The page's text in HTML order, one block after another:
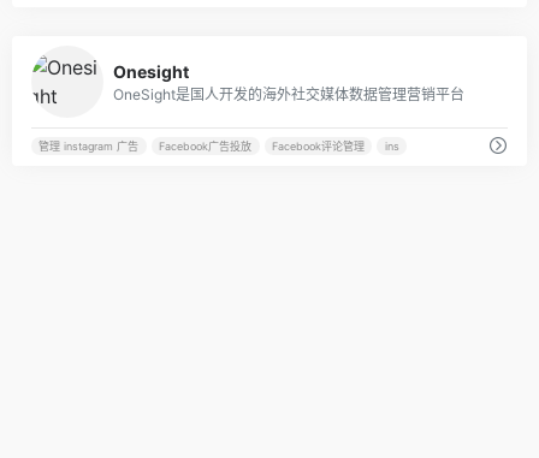
Onesight
OneSight是国人开发的海外社交媒体数据管理营销平台
管理 instagram 广告 Facebook广告投放 Facebook评论管理 ins